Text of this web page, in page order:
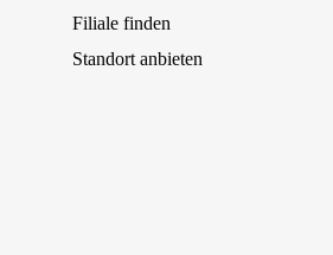
Filiale finden
Standort anbieten